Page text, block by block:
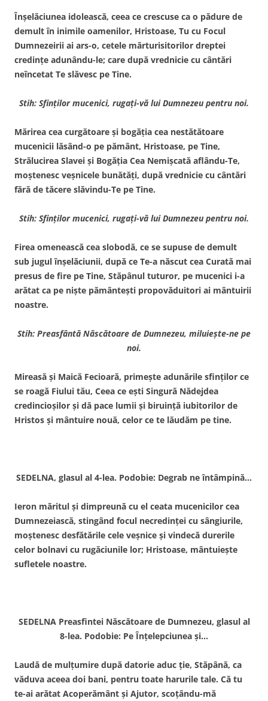
Înşelăciunea idolească, ceea ce crescuse ca o pădure de
demult în inimile oamenilor, Hristoase, Tu cu Focul
Dumnezeirii ai ars-o, cetele mărturisitorilor dreptei
credinţe adunându-le; care după vrednicie cu cântări
neîncetat Te slăvesc pe Tine.
Stih: Sfinţilor mucenici, rugaţi-vă lui Dumnezeu pentru noi.
Mărirea cea curgătoare şi bogăţia cea nestătătoare
mucenicii lăsând-o pe pământ, Hristoase, pe Tine,
Strălucirea Slavei şi Bogăţia Cea Nemişcată aflându-Te,
moştenesc veşnicele bunătăţi, după vrednicie cu cântări
fără de tăcere slăvindu-Te pe Tine.
Stih: Sfinţilor mucenici, rugaţi-vă lui Dumnezeu pentru noi.
Firea omenească cea slobodă, ce se supuse de demult
sub jugul înşelăciunii, după ce Te-a născut cea Curată mai
presus de fire pe Tine, Stăpânul tuturor, pe mucenici i-a
arătat ca pe nişte pământeşti propovăduitori ai mântuirii
noastre.
Stih: Preasfântă Născătoare de Dumnezeu, miluieşte-ne pe
noi.
Mireasă şi Maică Fecioară, primeşte adunările sfinţilor ce
se roagă Fiului tău, Ceea ce eşti Singură Nădejdea
credincioşilor şi dă pace lumii şi biruinţă iubitorilor de
Hristos şi mântuire nouă, celor ce te lăudăm pe tine.
SEDELNA, glasul al 4-lea. Podobie: Degrab ne întâmpină…
Ieron măritul şi dimpreună cu el ceata mucenicilor cea
Dumnezeiască, stingând focul necredinţei cu sângiurile,
moştenesc desfătările cele veşnice şi vindecă durerile
celor bolnavi cu rugăciunile lor; Hristoase, mântuieşte
sufletele noastre.
SEDELNA Preasfintei Născătoare de Dumnezeu, glasul al
8-lea. Podobie: Pe Înţelepciunea şi…
Laudă de mulţumire după datorie aduc ţie, Stăpână, ca
văduva aceea doi bani, pentru toate harurile tale. Că tu
te-ai arătat Acoperământ şi Ajutor, scoţându-mă